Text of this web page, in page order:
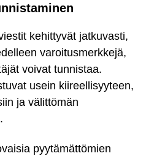
kehittyvät jatkuvasti,
varoitusmerkkejä,
voivat tunnistaa.
usein kiireellisyyteen,
ja välittömän
pyytämättömien